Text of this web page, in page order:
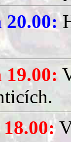
20.00:
19.00: